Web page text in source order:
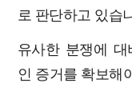
로 판단하고 있습
유사한 분쟁에
인 증거를 확보해